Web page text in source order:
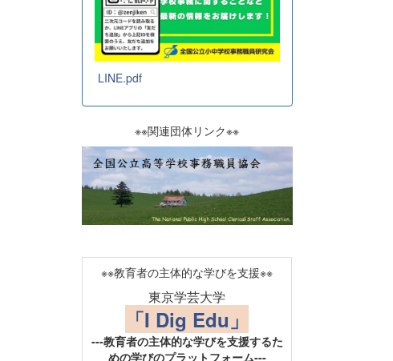
LINE.pdf
※※関連団体リンク※※
※※教育者の主体的な学びを支援※※
東京学芸大学
「I Dig Edu」
---教育者の主体的な学びを支援するた
めの学びのプラットフォーム---